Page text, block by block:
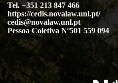
Tel. +351 213 847 466
https://cedis.novalaw.unl.pt/
cedis@novalaw.unl.pt
Pessoa Coletiva Nº501 559 094